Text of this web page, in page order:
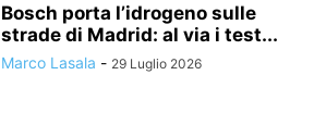
Bosch porta l’idrogeno sulle
strade di Madrid: al via i test...
Marco Lasala - 29 Luglio 2026